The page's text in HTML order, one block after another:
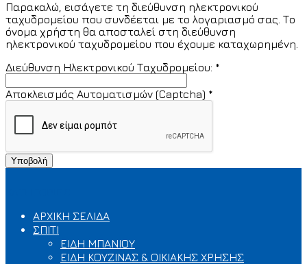
Παρακαλώ, εισάγετε τη διεύθυνση ηλεκτρονικού
ταχυδρομείου που συνδέεται με το λογαριασμό σας. Το
όνομα χρήστη θα αποσταλεί στη διεύθυνση
ηλεκτρονικού ταχυδρομείου που έχουμε καταχωρημένη.
Διεύθυνση Ηλεκτρονικού Ταχυδρομείου: *
Αποκλεισμός Αυτοματισμών (Captcha) *
Υποβολή
ΑΡΧΙΚΗ ΣΕΛΙΔΑ
ΣΠΙΤΙ
ΕΙΔΗ ΜΠΑΝΙΟΥ
ΕΙΔΗ ΚΟΥΖΙΝΑΣ & ΟΙΚΙΑΚΗΣ ΧΡΗΣΗΣ